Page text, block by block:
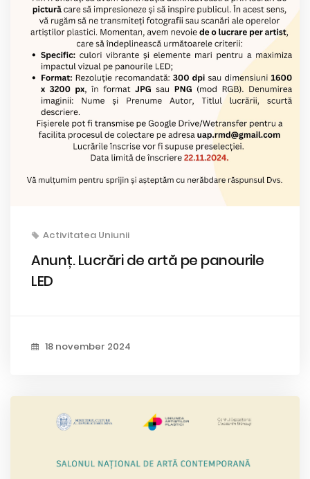
Activitatea Uniunii
Anunț. Lucrări de artă pe panourile
LED
18 november 2024